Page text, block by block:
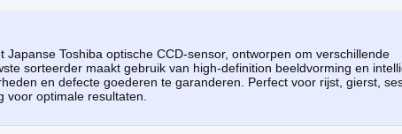
Toshiba optische CCD-sensor, ontworpen om verschillende
sorteerder maakt gebruik van high-definition beeldvorming en
en defecte goederen te garanderen. Perfect voor rijst, gierst,
optimale resultaten.